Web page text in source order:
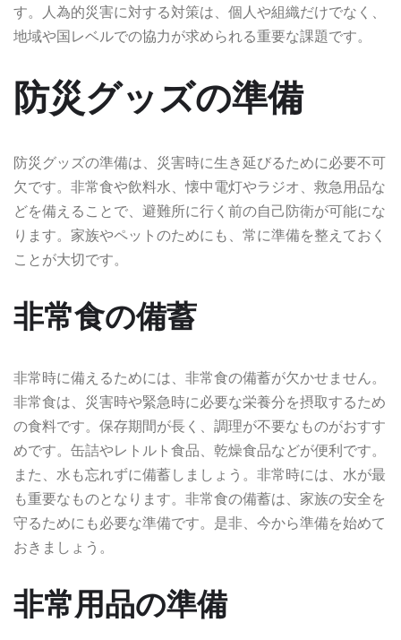
す。人為的災害に対する対策は、個人や組織だけでなく、
地域や国レベルでの協力が求められる重要な課題です。
防災グッズの準備
防災グッズの準備は、災害時に生き延びるために必要不可
欠です。非常食や飲料水、懐中電灯やラジオ、救急用品な
どを備えることで、避難所に行く前の自己防衛が可能にな
ります。家族やペットのためにも、常に準備を整えておく
ことが大切です。
非常食の備蓄
非常時に備えるためには、非常食の備蓄が欠かせません。
非常食は、災害時や緊急時に必要な栄養分を摂取するため
の食料です。保存期間が長く、調理が不要なものがおすす
めです。缶詰やレトルト食品、乾燥食品などが便利です。
また、水も忘れずに備蓄しましょう。非常時には、水が最
も重要なものとなります。非常食の備蓄は、家族の安全を
守るためにも必要な準備です。是非、今から準備を始めて
おきましょう。
非常用品の準備